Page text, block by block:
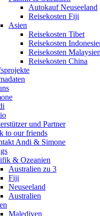
Autokauf Neuseeland
Reisekosten Fiji
Asien
Reisekosten Tibet
Reisekosten
Reisekosten Malaysien
Reisekosten China
und Partner
to our friends
Andi & Simone
& Ozeanien
Australien zu 3
Fiji
Neuseeland
Australien
Malediven